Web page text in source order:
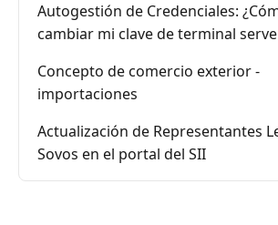
Autogestión de Credenciales:
cambiar mi clave de terminal
Concepto de comercio exterior -
importaciones
Actualización de Representantes
Sovos en el portal del SII